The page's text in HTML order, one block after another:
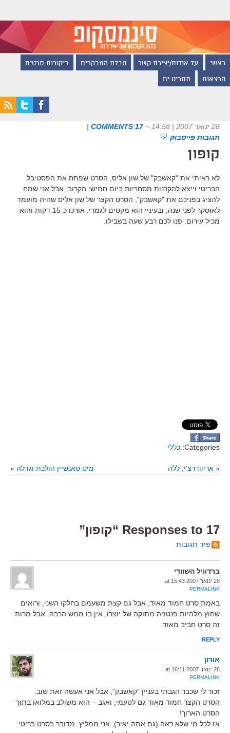
ראשי על אודות/יצירת קשר טבלת המבקרים ביקורות סרטים
הרצאות תסריט.ים
28 ינואר 2007 | 14:58 ~
17 COMMENTS
|
תגובות פייסבוק
קופון
לא ראיתי את "קאשבק" של שון אליס, הסרט שפתח את הפסטיבל
הבריטי וייצא להקרנות מסחריות ביום חמישי הקרוב, אבל אני שמח
להציג בפניכם את "קאשבק", הסרט הקצר של שון אליס שהיה מועמד
לאוסקר לפני שנה, ובעיניי הוא מקסים לגמרי. אורכו כ-15 דקות והוא
מכיל עירום. פנו לכם רבע שעה בשבילו.
Categories: כללי
« אריוודרצ'י, ללה מיס סאנשיין הולכת וגדלה »
17 Responses to “קופון”
פיד תגובות
ברדוויל השוודי
28 ינואר 2007 at 15:43
PERMALINK
באמת סרט חמוד מאוד, אבל גם קצת משעמם בחלקו השני, ורואים
שחוץ מלהיות פנטזיה מתוקה של יוצרו, אין בו ממש הרבה. אבל מרות
זה סרט חביב מאוד.
REPLY
אורון
28 ינואר 2007 at 16:11
PERMALINK
זכור לי שכבר הגבתי בעניין "קאשבק", אבל אני אעשה זאת שוב.
הסרט הקצר חמוד מאוד גם לטעמי, ואגב – הוא משולב במלואו בתוך
הסרט הארוך!
אז לכל מי שלא ראה (גם אתה יאיר), אני ממליץ. מדובר בסרט בריטי